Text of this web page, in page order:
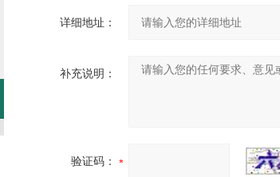
详细地址：
补充说明：
验证码：